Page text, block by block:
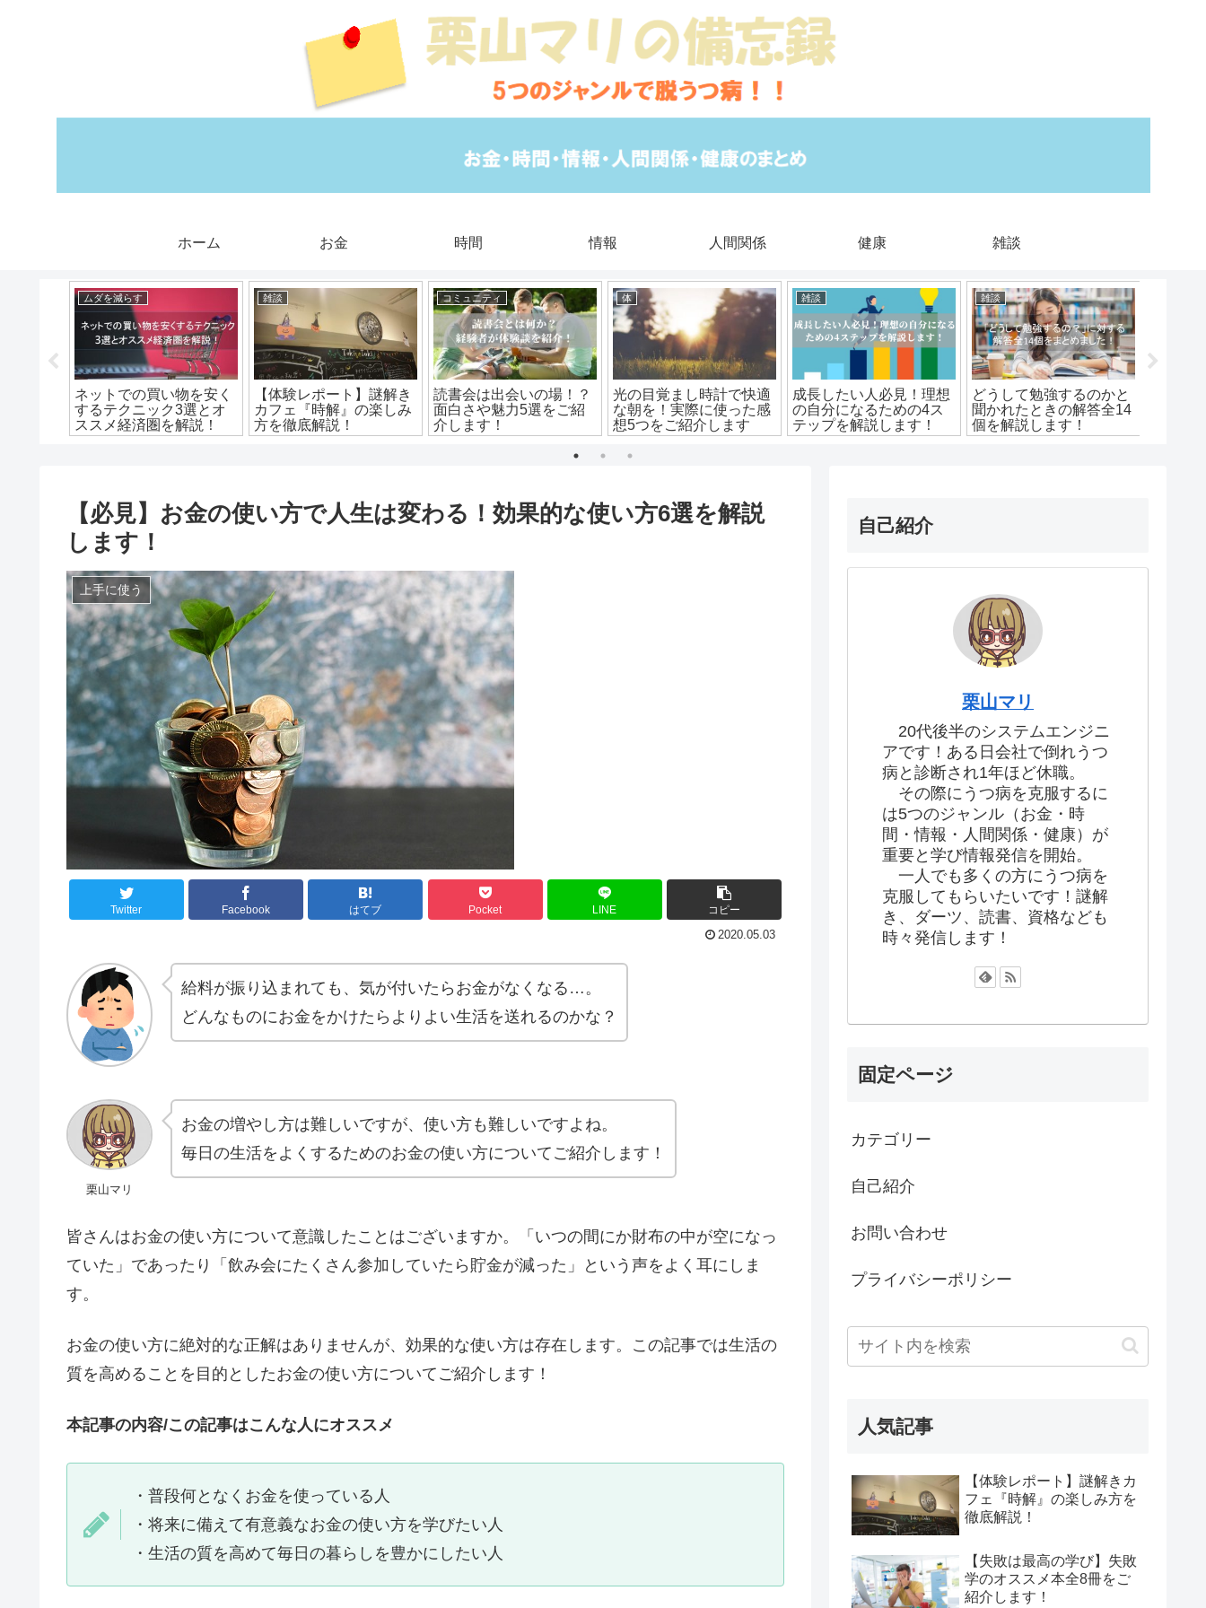
ホーム お金 時間 情報 人間関係 健康 雑談
ムダを減らす
ネットでの買い物を安く
するテクニック3選とオ
ススメ経済圏を解説！
雑談
【体験レポート】謎解き
カフェ『時解』の楽しみ
方を徹底解説！
コミュニティ
読書会は出会いの場！？
面白さや魅力5選をご紹
介します！
体
光の目覚まし時計で快適
な朝を！実際に使った感
想5つをご紹介します
雑談
成長したい人必見！理想
の自分になるための4ス
テップを解説します！
雑談
どうして勉強するのかと
聞かれたときの解答全14
個を解説します！
【必見】お金の使い方で人生は変わる！効果的な使い方6選を解説
します！
上手に使う
Twitter Facebook はてブ Pocket LINE コピー
2020.05.03
給料が振り込まれても、気が付いたらお金がなくなる…。
どんなものにお金をかけたらよりよい生活を送れるのかな？
栗山マリ
お金の増やし方は難しいですが、使い方も難しいですよね。
毎日の生活をよくするためのお金の使い方についてご紹介します！
皆さんはお金の使い方について意識したことはございますか。「いつの間にか財布の中が空になっ
ていた」であったり「飲み会にたくさん参加していたら貯金が減った」という声をよく耳にしま
す。
お金の使い方に絶対的な正解はありませんが、効果的な使い方は存在します。この記事では生活の
質を高めることを目的としたお金の使い方についてご紹介します！
本記事の内容/この記事はこんな人にオススメ
・普段何となくお金を使っている人
・将来に備えて有意義なお金の使い方を学びたい人
・生活の質を高めて毎日の暮らしを豊かにしたい人
自己紹介
栗山マリ
20代後半のシステムエンジニ
アです！ある日会社で倒れうつ
病と診断され1年ほど休職。
その際にうつ病を克服するに
は5つのジャンル（お金・時
間・情報・人間関係・健康）が
重要と学び情報発信を開始。
一人でも多くの方にうつ病を
克服してもらいたいです！謎解
き、ダーツ、読書、資格なども
時々発信します！
固定ページ
カテゴリー
自己紹介
お問い合わせ
プライバシーポリシー
人気記事
【体験レポート】謎解きカ
フェ『時解』の楽しみ方を
徹底解説！
【失敗は最高の学び】失敗
学のオススメ本全8冊をご
紹介します！